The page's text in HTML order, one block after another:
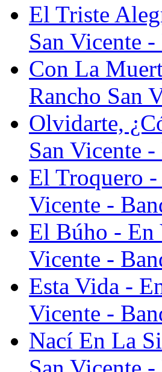
El Triste
San Vicente
Con La
Rancho San
Olvidarte,
San Vicente
El Troquero
Vicente -
El Búho - En
Vicente -
Esta Vida -
Vicente -
Nací En La